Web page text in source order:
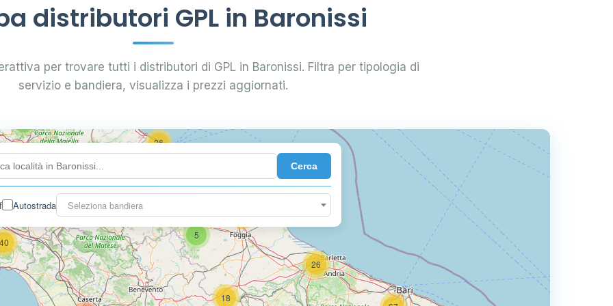
distributori GPL in Baronissi
per trovare tutti i distributori di GPL in Baronissi. Filtra per tipologia di
servizio e bandiera, visualizza i prezzi aggiornati.
Cerca
Autostrada Seleziona bandiera
5
14
26
16
64
40
18
26
26